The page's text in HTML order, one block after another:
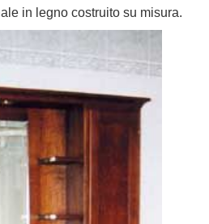
in legno costruito su misura.